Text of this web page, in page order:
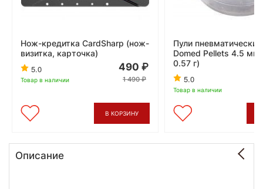
Нож-кредитка CardSharp (нож-
визитка, карточка)
5.0
Товар в наличии
490
1 490
В КОРЗИНУ
Пули
Domed Pellets 4.5 мм
0.57 г)
5.0
Товар в наличии
Описание